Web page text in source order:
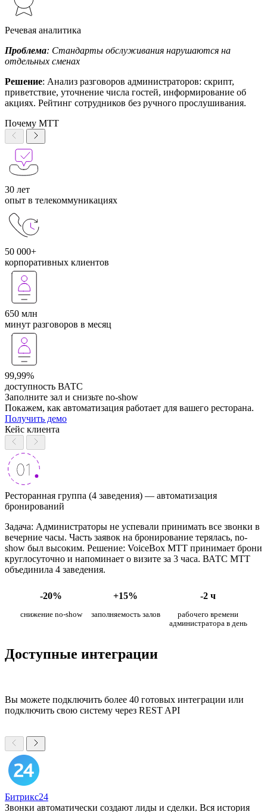
Речевая аналитика
Проблема: Стандарты обслуживания нарушаются на
отдельных сменах
Решение: Анализ разговоров администраторов: скрипт,
приветствие, уточнение числа гостей, информирование об
акциях. Рейтинг сотрудников без ручного прослушивания.
Почему МТТ
30 лет
опыт в телекоммуникациях
50 000+
корпоративных клиентов
650 млн
минут разговоров в месяц
99,99%
доступность ВАТС
Заполните зал и снизьте no-show
Покажем, как автоматизация работает для вашего ресторана.
Получить демо
Кейс клиента
Ресторанная группа (4 заведения) — автоматизация
бронирований
Задача: Администраторы не успевали принимать все звонки в
вечерние часы. Часть заявок на бронирование терялась, no-
show был высоким. Решение: VoiceBox МТТ принимает брони
круглосуточно и напоминает о визите за 3 часа. ВАТС МТТ
объединила 4 заведения.
-20% +15% -2 ч
снижение no-show заполняемость залов
рабочего времени
администратора в день
Доступные интеграции
Вы можете подключить более 40 готовых интеграции или
подключить свою систему через REST API
Битрикс24
Звонки автоматически создают лиды и сделки. Вся история